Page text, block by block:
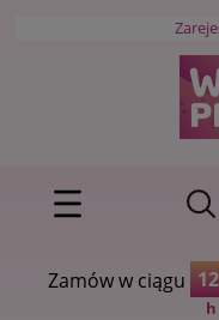
Zamów w ciągu 12
h